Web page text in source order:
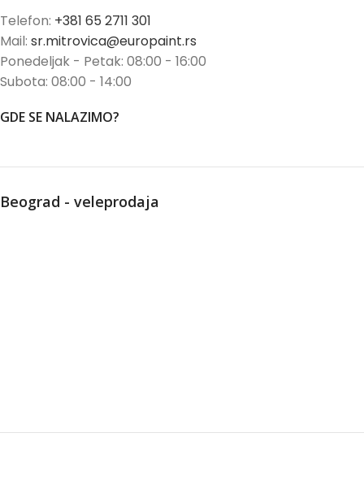
Telefon: +381 65 2711 301
Mail: sr.mitrovica@europaint.rs
Ponedeljak - Petak: 08:00 - 16:00
Subota: 08:00 - 14:00
GDE SE NALAZIMO?
Beograd - veleprodaja